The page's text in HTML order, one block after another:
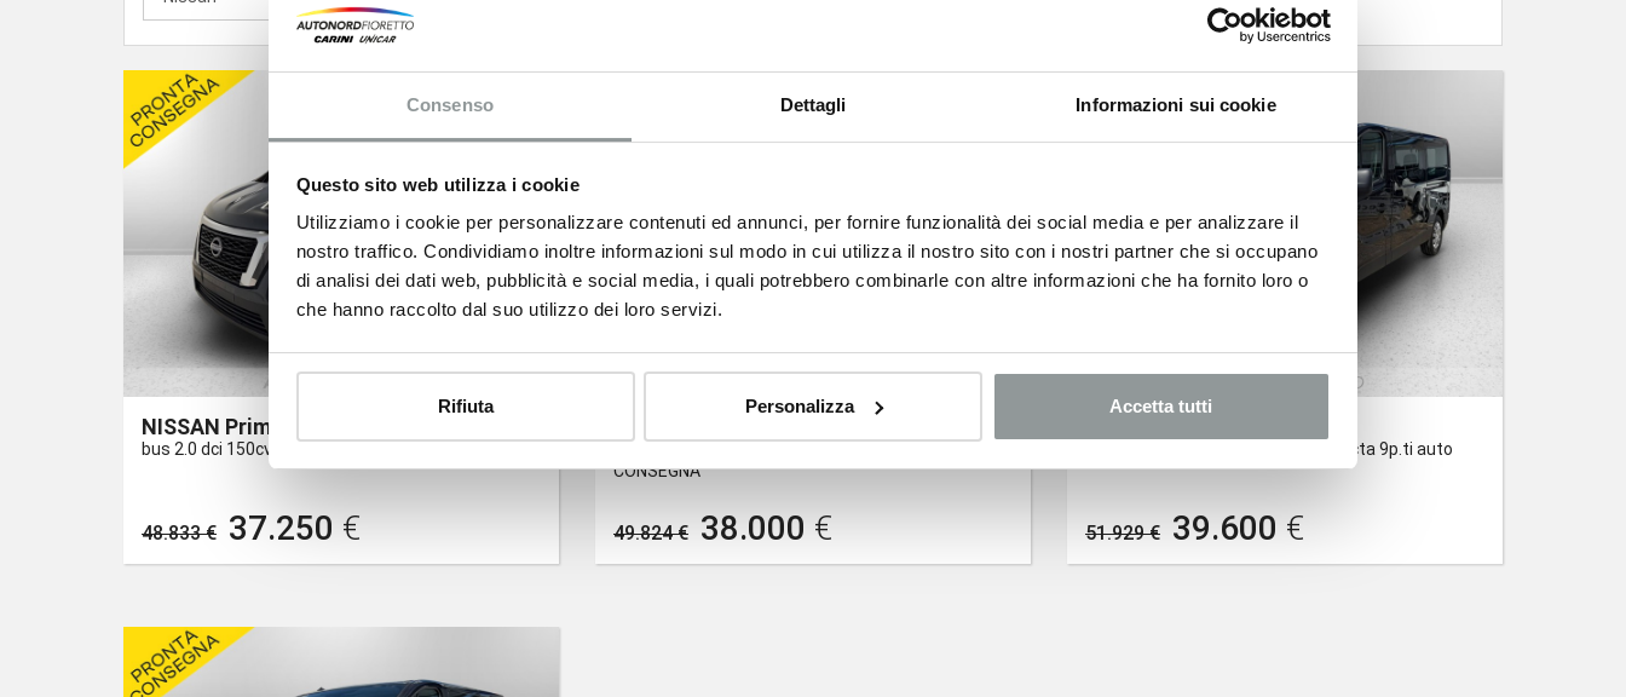
Consenso Dettagli Informazioni sui cookie
Questo sito web utilizza i cookie
Utilizziamo i cookie per personalizzare contenuti ed annunci, per fornire funzionalità dei social media e per analizzare il
nostro traffico. Condividiamo inoltre informazioni sul modo in cui utilizza il nostro sito con i nostri partner che si occupano
di analisi dei dati web, pubblicità e social media, i quali potrebbero combinarle con altre informazioni che ha fornito loro o
che hanno raccolto dal suo utilizzo dei loro servizi.
Rifiuta Personalizza Accetta tutti
NISSAN Primastar
bus 2.0 dci 150cv s&s l1h1 n connecta 9p.ti my24
48.833 € 37.250 €
CONSEGNA
49.824 € 38.000 €
bus 2.0 dci 150cv s&s l2h1 n connecta 9p.ti auto
51.929 € 39.600 €